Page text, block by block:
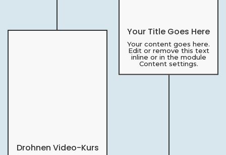
Drohnen Video-Kurs
Your Title Goes Here
Your content goes here.
Edit or remove this text
inline or in the module
Content settings.